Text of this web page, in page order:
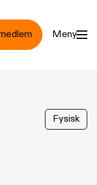
Meny
Fysisk